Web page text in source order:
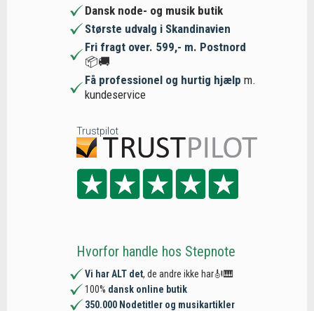
Dansk node- og musik butik
Største udvalg i Skandinavien
Fri fragt over. 599,- m. Postnord
📦🚚
Få professionel og hurtig hjælp m.
kundeservice
Trustpilot
Hvorfor handle hos Stepnote
Vi har ALT det, de andre ikke har🎻🎹
100% dansk online butik
350.000 Nodetitler og musikartikler